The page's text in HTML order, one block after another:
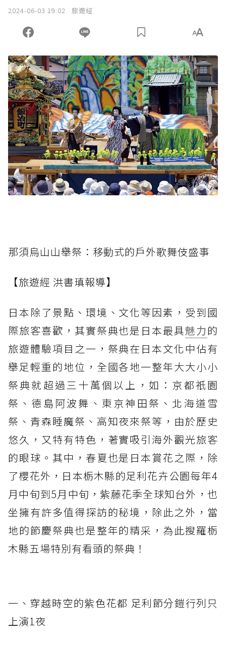
2024-06-03 19:02 旅遊經
那須烏山山舉祭：移動式的戶外歌舞伎盛事
【旅遊經 洪書瑱報導】
日本除了景點、環境、文化等因素，受到國
際旅客喜歡，其實祭典也是日本最具魅力的
旅遊體驗項目之一，祭典在日本文化中佔有
舉足輕重的地位，全國各地一整年大大小小
祭典就超過三十萬個以上，如：京都祇園
祭、德島阿波舞、東京神田祭、北海道雪
祭、青森睡魔祭、高知夜來祭等，由於歷史
悠久，又特有特色，著實吸引海外觀光旅客
的眼球。其中，春夏也是日本賞花之際，除
了櫻花外，日本栃木縣的足利花卉公園每年4
月中旬到5月中旬，紫藤花季全球知台外，也
坐擁有許多值得探訪的秘境，除此之外，當
地的節慶祭典也是整年的精采，為此搜羅栃
木縣五場特別有看頭的祭典！
一、穿越時空的紫色花都 足利節分鎧行列只
上演1夜